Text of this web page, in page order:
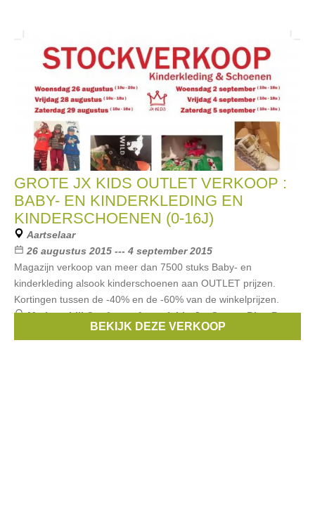
GROTE JX KIDS OUTLET VERKOOP :
BABY- EN KINDERKLEDING EN
KINDERSCHOENEN (0-16J)
Aartselaar
26 augustus 2015 --- 4 september 2015
Magazijn verkoop van meer dan 7500 stuks Baby- en
kinderkleding alsook kinderschoenen aan OUTLET prijzen.
Kortingen tussen de -40% en de -60% van de winkelprijzen.
Merken:Lili Gaufrette,Armani,Liu Jo,Scapa,Blue Bay,
BEKIJK DEZE VERKOOP